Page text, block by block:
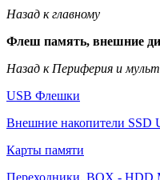
Назад к главному
Флеш память, внешние
Назад к Периферия и
USB Флешки
Внешние накопители SSD
Карты памяти
Переходники, BOX -